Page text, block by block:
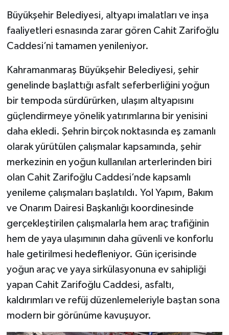
Büyükşehir Belediyesi, altyapı imalatları ve inşa
faaliyetleri esnasında zarar gören Cahit Zarifoğlu
Caddesi’ni tamamen yenileniyor.
Kahramanmaraş Büyükşehir Belediyesi, şehir
genelinde başlattığı asfalt seferberliğini yoğun
bir tempoda sürdürürken, ulaşım altyapısını
güçlendirmeye yönelik yatırımlarına bir yenisini
daha ekledi. Şehrin birçok noktasında eş zamanlı
olarak yürütülen çalışmalar kapsamında, şehir
merkezinin en yoğun kullanılan arterlerinden biri
olan Cahit Zarifoğlu Caddesi’nde kapsamlı
yenileme çalışmaları başlatıldı. Yol Yapım, Bakım
ve Onarım Dairesi Başkanlığı koordinesinde
gerçekleştirilen çalışmalarla hem araç trafiğinin
hem de yaya ulaşımının daha güvenli ve konforlu
hale getirilmesi hedefleniyor. Gün içerisinde
yoğun araç ve yaya sirkülasyonuna ev sahipliği
yapan Cahit Zarifoğlu Caddesi, asfaltı,
kaldırımları ve refüj düzenlemeleriyle baştan sona
modern bir görünüme kavuşuyor.